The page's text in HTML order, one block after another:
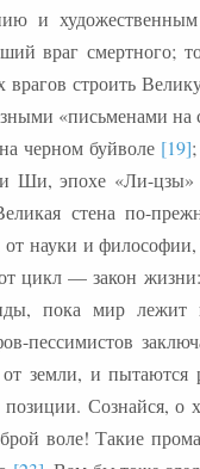
и
враг смертного;
врагов строить
«письменами на
черном буйволе [19]
Ши, эпохе «Ли-цзы»
стена по-
от науки и
цикл — закон
пока мир лежит
пессимистов
от земли, и
позиции. Сознайся,
воле! Такие